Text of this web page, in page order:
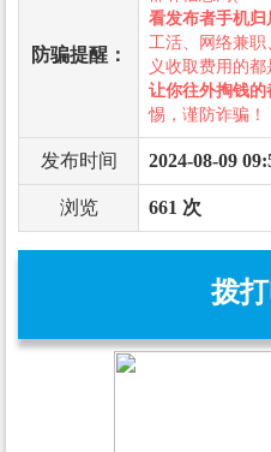
防骗提醒：
看发布者手机
工活、网络兼
义收取费用的都
让你往外掏钱的
惕，谨防诈骗！
发布时间 2024-08-09
浏览 661 次
拨